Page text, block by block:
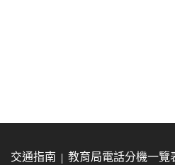
交通指南 教育局電話分機一覽